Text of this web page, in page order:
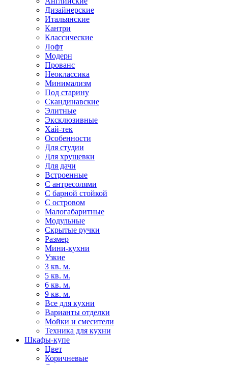
Дизайнерские
Итальянские
Кантри
Классические
Лофт
Модерн
Прованс
Неоклассика
Минимализм
Под старину
Скандинавские
Элитные
Эксклюзивные
Хай-тек
Особенности
Для студии
Для хрущевки
Для дачи
Встроенные
С антресолями
С барной стойкой
С островом
Малогабаритные
Модульные
Скрытые ручки
Размер
Мини-кухни
Узкие
3 кв. м.
5 кв. м.
6 кв. м.
9 кв. м.
Все для кухни
Варианты отделки
Мойки и смесители
Техника для кухни
Шкафы-купе
Цвет
Коричневые